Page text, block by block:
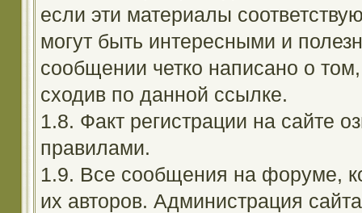
если эти материалы
могут быть интересными и
сообщении четко написано о
сходив по данной ссылке.
1.8. Факт регистрации на сайте
правилами.
1.9. Все сообщения на форуме,
их авторов. Администрация